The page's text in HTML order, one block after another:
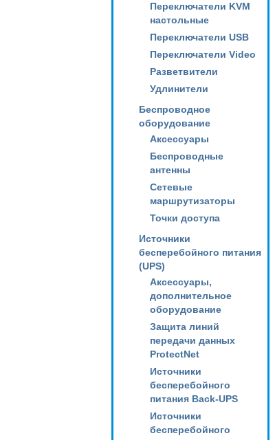
Переключатели KVM
настольные
Переключатели USB
Переключатели Video
Разветвители
Удлинители
Беспроводное
оборудование
Аксессуары
Беспроводные
антенны
Сетевые
маршрутизаторы
Точки доступа
Источники
бесперебойного питания
(UPS)
Аксессуары,
дополнительное
оборудование
Защита линий
передачи данных
ProtectNet
Источники
бесперебойного
питания Back-UPS
Источники
бесперебойного